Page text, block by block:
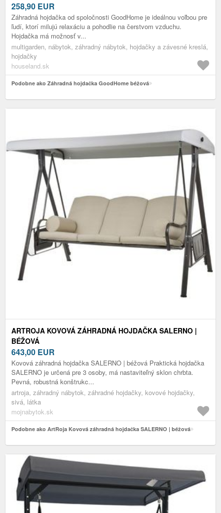
258,90 EUR
Záhradná hojdačka od spoločnosti GoodHome je ideálnou voľbou pre
ľudí, ktorí milujú relaxáciu a pohodlie na čerstvom vzduchu.
Hojdačka má možnosť v...
multigarden, nábytok, záhradný nábytok, hojdačky a závesné kreslá,
hojdačky
houseland.sk
Podobne ako Záhradná hojdačka GoodHome béžová
ARTROJA KOVOVÁ ZÁHRADNÁ HOJDAČKA SALERNO |
BÉŽOVÁ
643,00 EUR
Kovová záhradná hojdačka SALERNO | béžová Praktická hojdačka
SALERNO je určená pre 3 osoby, má nastaviteľný sklon chrbta.
Pevná, robustná konštrukc...
artroja, záhradný nábytok, záhradné hojdačky, kovové hojdačky,
sivá, látka
mojnabytok.sk
Podobne ako ArtRoja Kovová záhradná hojdačka SALERNO | béžová